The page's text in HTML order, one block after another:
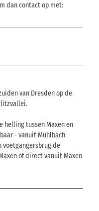
dan contact op met:
van Dresden op de
helling tussen Maxen en
- vanuit Mühlbach
de
of direct vanuit Maxen